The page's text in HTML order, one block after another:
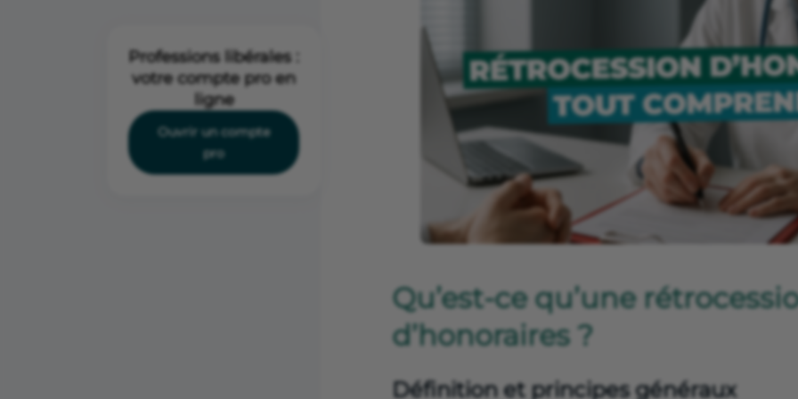
Professions libérales :
votre compte pro en
ligne
Ouvrir un compte
pro
Qu’est-ce qu’une
d’honoraires ?
Définition et principes généraux